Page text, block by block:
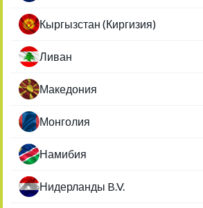
Кыргызстан (Киргизия)
Ливан
Македония
Монголия
Намибия
Нидерланды B.V.